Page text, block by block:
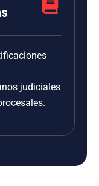
judiciales